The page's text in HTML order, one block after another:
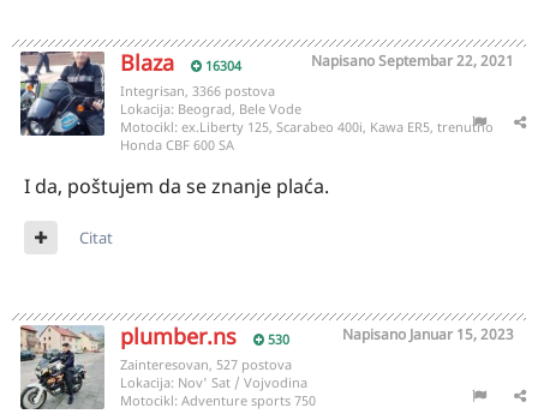
Blaza 16304 NapisanoSeptembar 22, 2021
Integrisan, 3366 postova
Lokacija: Beograd, Bele Vode
Motocikl: ex.Liberty 125, Scarabeo 400i, Kawa ER5, trenutno
Honda CBF 600 SA
I da, poštujem da se znanje plaća.
Citat
plumber.ns 530 Napisano Januar 15, 2023
Zainteresovan, 527 postova
Lokacija: Nov' Sat / Vojvodina
Motocikl: Adventure sports 750